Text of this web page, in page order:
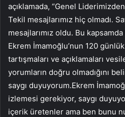
açıklamada, “Genel
Tekil mesajlarımız hiç olmadı.
mesajlarımız oldu. Bu
Ekrem İmamoğlu’nun 120
tartışmaları ve açıklamaları
yorumların doğru olmadığını
saygı duyuyorum.Ekrem
izlemesi gerekiyor, saygı
içerik üretenler ama ben bunu